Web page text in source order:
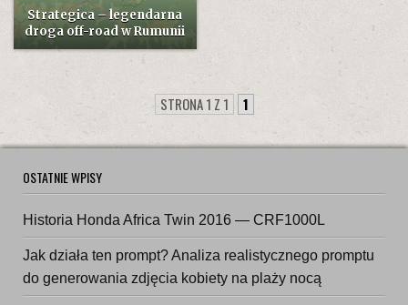
Strategica – legendarna
droga off-road w Rumunii
STRONA 1 Z 1 1
OSTATNIE WPISY
Historia Honda Africa Twin 2016 — CRF1000L
Jak działa ten prompt? Analiza realistycznego promptu
do generowania zdjęcia kobiety na plaży nocą